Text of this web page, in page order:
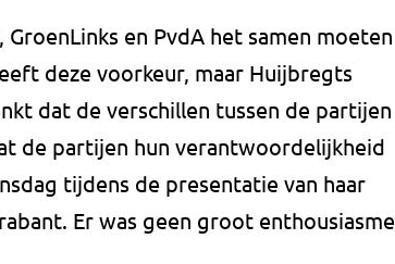
en PvdA het samen moeten
deze voorkeur, maar Huijbregts
dat de verschillen tussen de partijen
de partijen hun verantwoordelijkheid
tijdens de presentatie van haar
Er was geen groot enthousiasme